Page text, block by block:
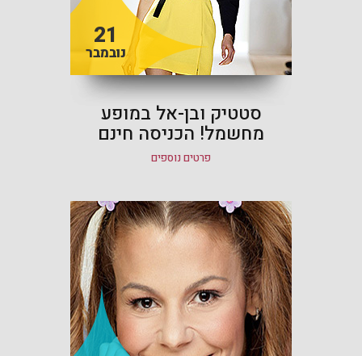
21
נובמבר
סטטיק ובן-אל במופע
מחשמל! הכניסה חינם
פרטים נוספים